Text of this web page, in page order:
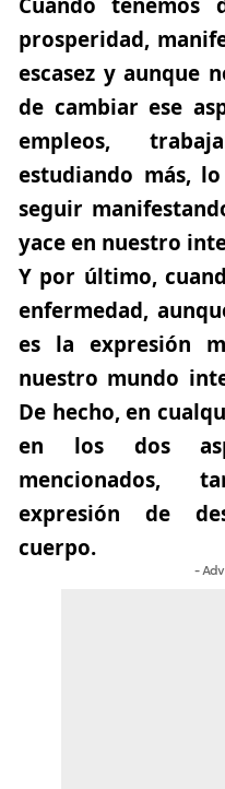
prosperidad,
escasez y aunque
de cambiar ese
empleos,
estudiando más,
seguir
yace en nuestro
Y por último,
enfermedad,
es la expresión
nuestro mundo
De hecho, en
en los dos
mencionados,
expresión de
cuerpo.
-